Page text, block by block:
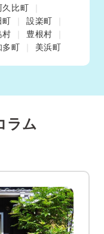
久比町
町
設楽町
村
豊根村
多町 美浜町
ラム